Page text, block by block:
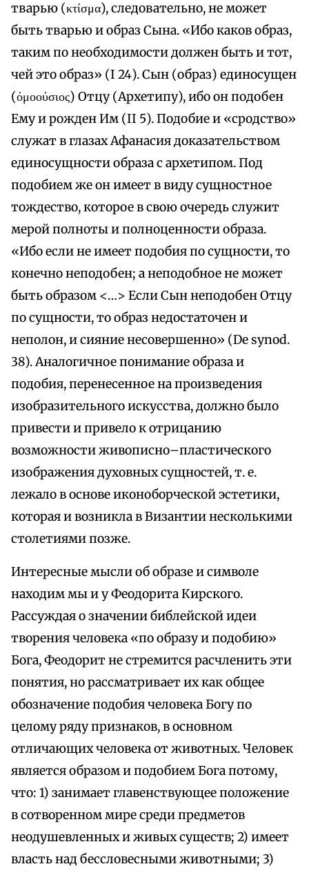
тварью (κτίσμα), следовательно, не может
быть тварью и образ Сына. «Ибо каков образ,
таким по необходимости должен быть и тот,
чей это образ» (I 24). Сын (образ) единосущен
(όμοούσιος) Отцу (Архетипу), ибо он подобен
Ему и рожден Им (II 5). Подобие и «сродство»
служат в глазах Афанасия доказательством
единосущности образа с архетипом. Под
подобием же он имеет в виду сущностное
тождество, которое в свою очередь служит
мерой полноты и полноценности образа.
«Ибо если не имеет подобия по сущности, то
конечно неподобен; а неподобное не может
быть образом <…> Если Сын неподобен Отцу
по сущности, то образ недостаточен и
неполон, и сияние несовершенно» (De synod.
38). Аналогичное понимание образа и
подобия, перенесенное на произведения
изобразительного искусства, должно было
привести и привело к отрицанию
возможности живописно–пластического
изображения духовных сущностей, т. е.
лежало в основе иконоборческой эстетики,
которая и возникла в Византии несколькими
столетиями позже.
Интересные мысли об образе и символе
находим мы и у Феодорита Кирского.
Рассуждая о значении библейской идеи
творения человека «по образу и подобию»
Бога, Феодорит не стремится расчленить эти
понятия, но рассматривает их как общее
обозначение подобия человека Богу по
целому ряду признаков, в основном
отличающих человека от животных. Человек
является образом и подобием Бога потому,
что: 1) занимает главенствующее положение
в сотворенном мире среди предметов
неодушевленных и живых существ; 2) имеет
власть над бессловесными животными; 3)